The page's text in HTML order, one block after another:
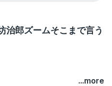
郎ズームそこまで言う
...more